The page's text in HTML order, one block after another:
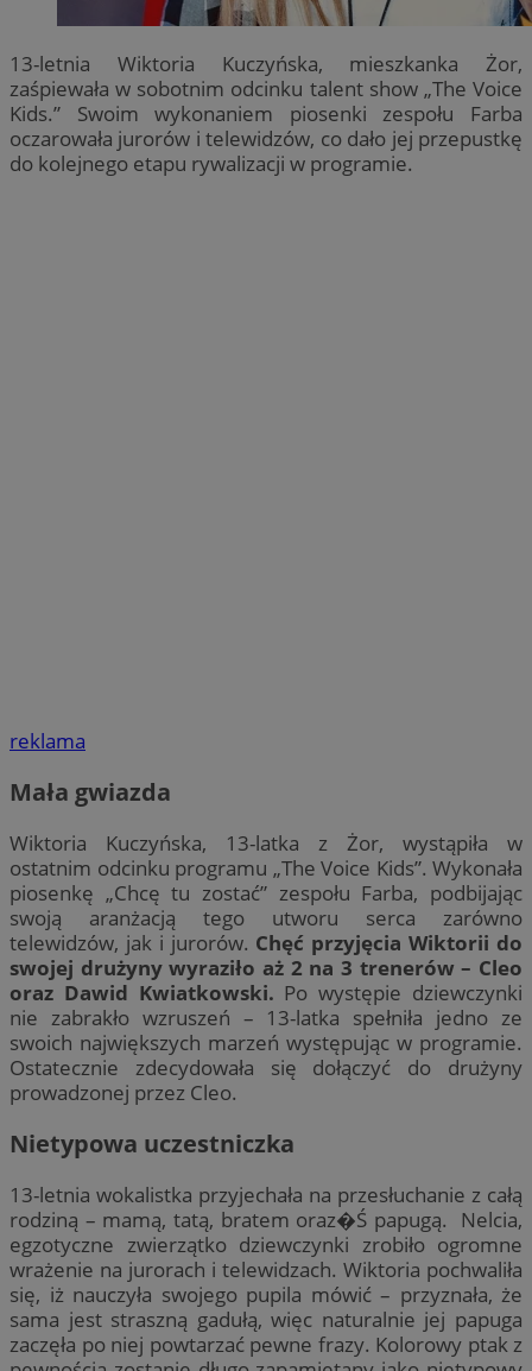
13-letnia Wiktoria Kuczyńska, mieszkanka Żor,
zaśpiewała w sobotnim odcinku talent show „The Voice
Kids.” Swoim wykonaniem piosenki zespołu Farba
oczarowała jurorów i telewidzów, co dało jej przepustkę
do kolejnego etapu rywalizacji w programie.
reklama
Mała gwiazda
Wiktoria Kuczyńska, 13-latka z Żor, wystąpiła w
ostatnim odcinku programu „The Voice Kids”. Wykonała
piosenkę „Chcę tu zostać” zespołu Farba, podbijając
swoją aranżacją tego utworu serca zarówno
telewidzów, jak i jurorów. Chęć przyjęcia Wiktorii do
swojej drużyny wyraziło aż 2 na 3 trenerów – Cleo
oraz Dawid Kwiatkowski. Po występie dziewczynki
nie zabrakło wzruszeń – 13-latka spełniła jedno ze
swoich największych marzeń występując w programie.
Ostatecznie zdecydowała się dołączyć do drużyny
prowadzonej przez Cleo.
Nietypowa uczestniczka
13-letnia wokalistka przyjechała na przesłuchanie z całą
rodziną – mamą, tatą, bratem oraz�Ś papugą. Nelcia,
egzotyczne zwierzątko dziewczynki zrobiło ogromne
wrażenie na jurorach i telewidzach. Wiktoria pochwaliła
się, iż nauczyła swojego pupila mówić – przyznała, że
sama jest straszną gadułą, więc naturalnie jej papuga
zaczęła po niej powtarzać pewne frazy. Kolorowy ptak z